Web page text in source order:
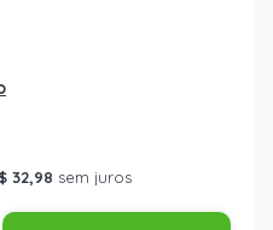
32,98 sem juros